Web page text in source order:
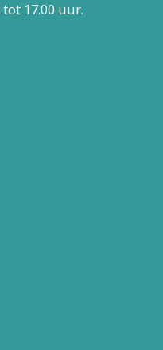
17.00 uur.